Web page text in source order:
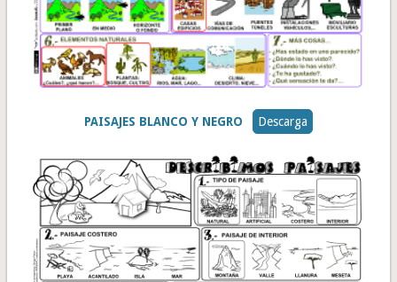
PAISAJES BLANCO Y NEGRO Descarga